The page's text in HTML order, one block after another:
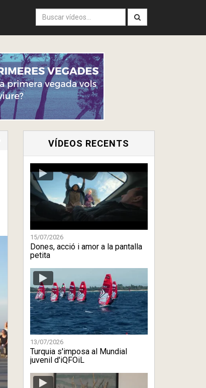
VÍDEOS RECENTS
15/07/2026
Dones, acció i amor a la pantalla
petita
13/07/2026
Turquia s'imposa al Mundial
juvenil d'iQFOiL